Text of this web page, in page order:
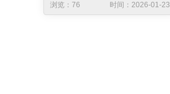
浏览：76 时间：2026-01-23